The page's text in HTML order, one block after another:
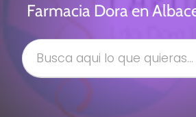
Farmacia Dora en